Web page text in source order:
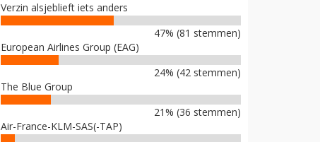
Verzin alsjeblieft iets anders
47% (81 stemmen)
European Airlines Group (EAG)
24% (42 stemmen)
The Blue Group
21% (36 stemmen)
Air-France-KLM-SAS(-TAP)